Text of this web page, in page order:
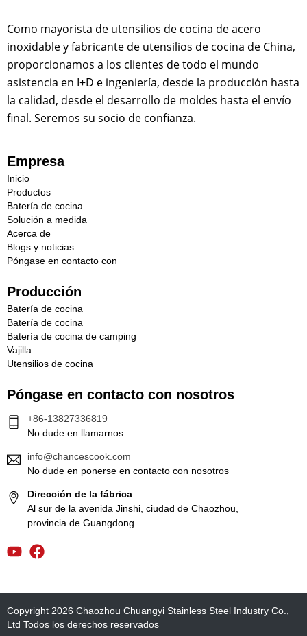
Como mayorista de utensilios de cocina de acero
inoxidable y fabricante de utensilios de cocina de China,
proporcionamos a los clientes de todo el mundo
asistencia en I+D e ingeniería, desde la producción hasta
la calidad, desde el desarrollo de moldes hasta el envío
final. Seremos su socio de confianza.
Empresa
Inicio
Productos
Batería de cocina
Solución a medida
Acerca de
Blogs y noticias
Póngase en contacto con
Producción
Batería de cocina
Batería de cocina
Batería de cocina de camping
Vajilla
Utensilios de cocina
Póngase en contacto con nosotros
+86-13827336819
No dude en llamarnos
info@chancescook.com
No dude en ponerse en contacto con nosotros
Dirección de la fábrica
Al sur de la avenida Jinshi, ciudad de Chaozhou,
provincia de Guangdong
Copyright 2026 Chaozhou Chuangyi Stainless Steel Industry Co.,
Ltd Todos los derechos reservados